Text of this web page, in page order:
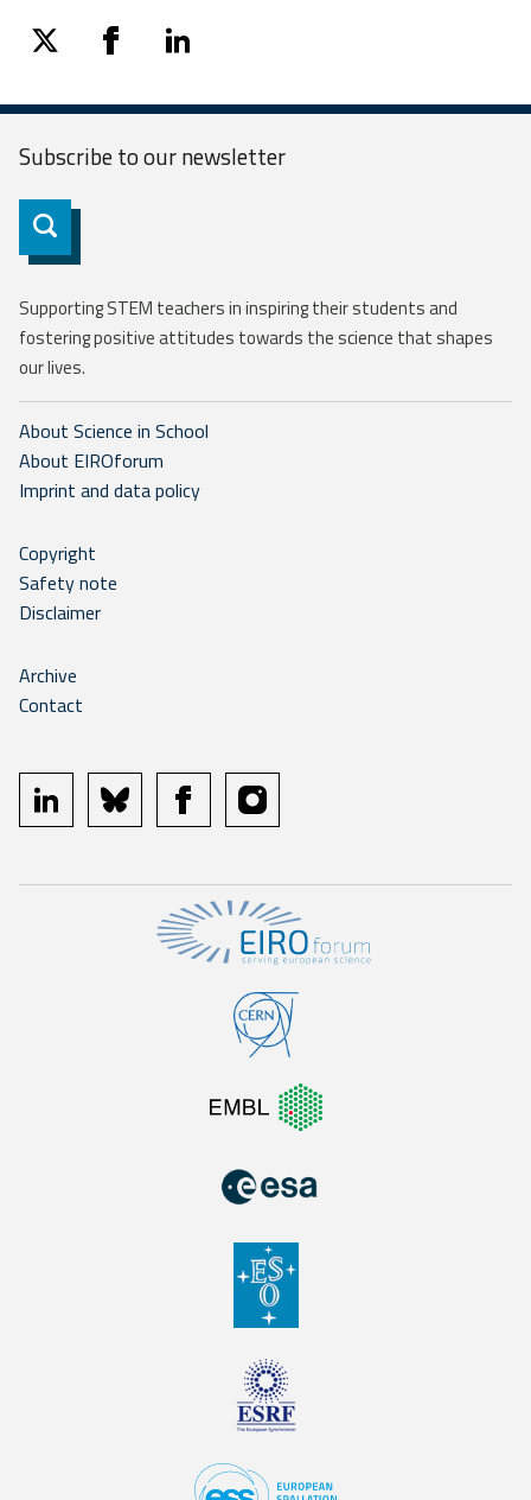
twitter facebooklinkedin
Subscribe to ournewsletter
Subscribe
Supporting STEM teachers in inspiring their students and
fostering positive attitudes towards the science that shapes
our lives.
About Science in School
About EIROforum
Imprint and data policy
Copyright
Safety note
Disclaimer
Archive
Contact
linkedin bluesky facebookinstagram